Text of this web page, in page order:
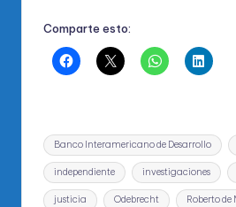
Comparte esto:
Etiquetas:
Banco Interamericano de Desarrollo
independiente investigaciones
justicia Odebrecht Roberto de